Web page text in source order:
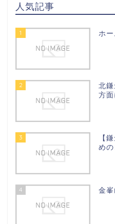
人気記事
1 ホー
2
北
方
3
【
めの
4 金